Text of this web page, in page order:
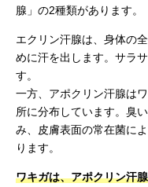
腺」の2種類があります。
エクリン汗腺は、身体の
めに汗を出します。サラ
す。
一方、アポクリン汗腺は
所に分布しています。臭
み、皮膚表面の常在菌に
ります。
ワキガは、アポクリン汗